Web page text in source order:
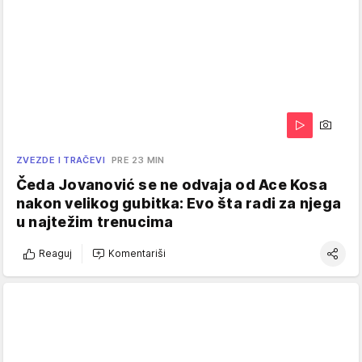
ZVEZDE I TRAČEVI PRE 23 MIN
Čeda Jovanović se ne odvaja od Ace Kosa
nakon velikog gubitka: Evo šta radi za njega
u najtežim trenucima
Reaguj Komentariši